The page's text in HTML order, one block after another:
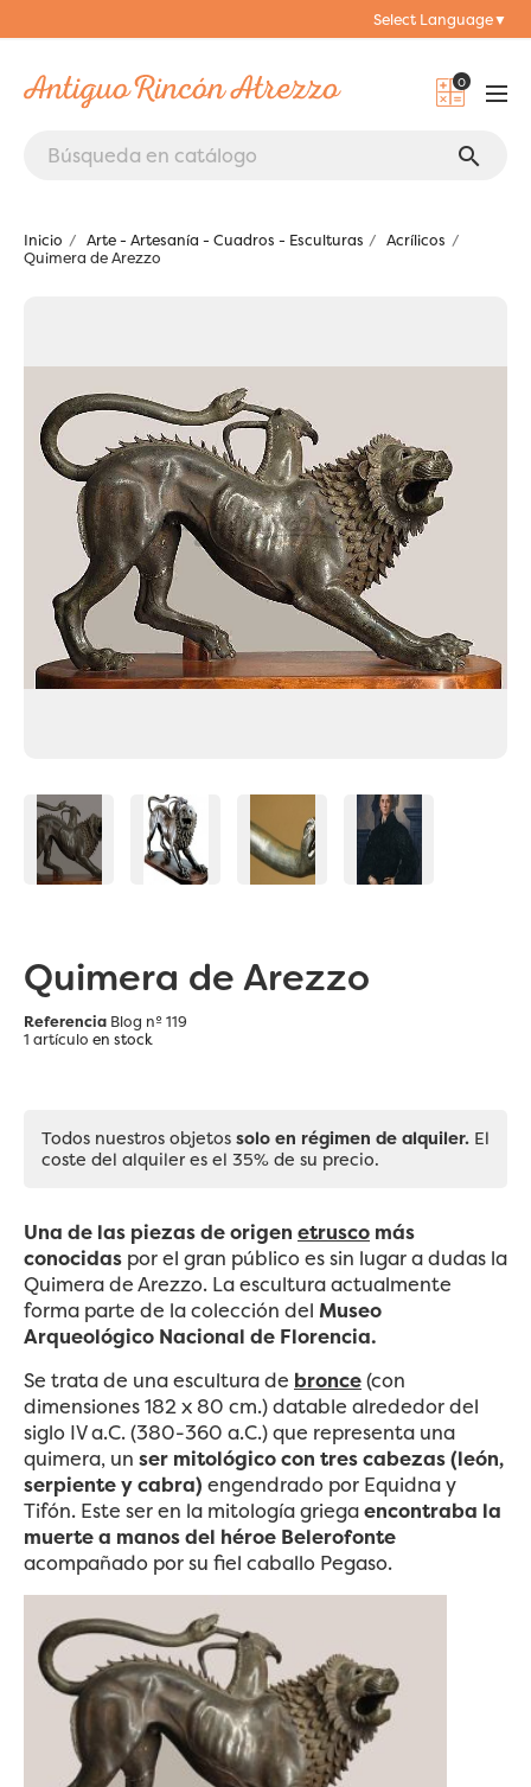
Select Language▼
0
search
Inicio Arte - Artesanía - Cuadros - Esculturas
Acrílicos
Quimera de Arezzo
Quimera de Arezzo
Referencia Blog nº 119
1 artículo en stock
Todos nuestros objetos solo en régimen de alquiler. El
coste del alquiler es el 35% de su precio.
Una de las piezas de origen etrusco más
conocidas por el gran público es sin lugar a dudas la
Quimera de Arezzo. La escultura actualmente
forma parte de la colección del Museo
Arqueológico Nacional de Florencia.
Se trata de una escultura de bronce(con
dimensiones 182 x 80 cm.) datable alrededor del
siglo IV a.C. (380-360 a.C.) que representa una
quimera, un ser mitológico con tres cabezas (león,
serpiente y cabra) engendrado por Equidna y
Tifón. Este ser en la mitología griegaencontraba la
muerte a manos del héroe Belerofonte
acompañado por su fiel caballo Pegaso.